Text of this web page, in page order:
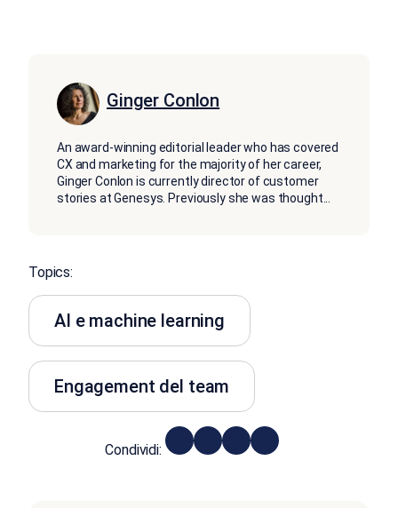
Ginger Conlon
An award-winning editorial leader who has covered
CX and marketing for the majority of her career,
Ginger Conlon is currently director of customer
stories at Genesys. Previously she was thought
Topics:
AI e machine learning
Engagement del team
Condividi: